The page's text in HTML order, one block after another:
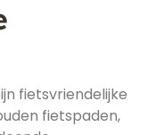
fietsvriendelijke
fietspaden,